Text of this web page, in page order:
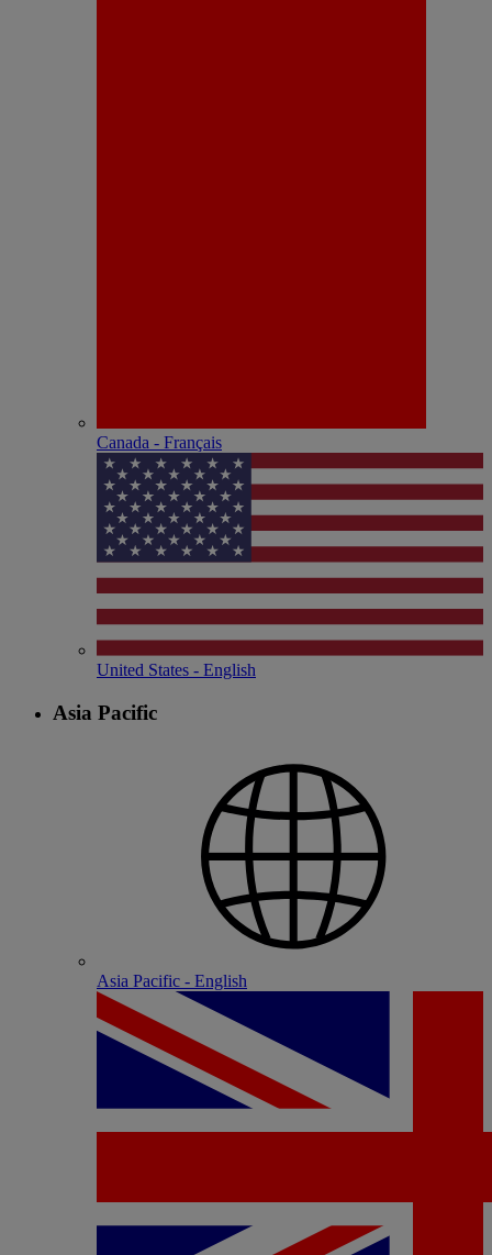
Canada - Français
United States - English
Asia Pacific
Asia Pacific - English